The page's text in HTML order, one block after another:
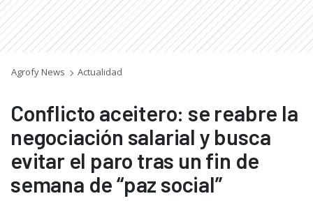
Agrofy News Actualidad
Conflicto aceitero: se reabre la
negociación salarial y busca
evitar el paro tras un fin de
semana de “paz social”